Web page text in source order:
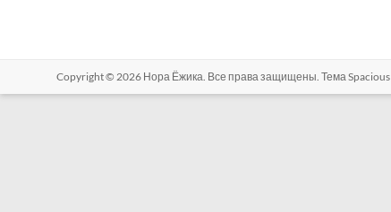
Copyright © 2026 Нора Ёжика. Все права защищены. ТемаSpacious